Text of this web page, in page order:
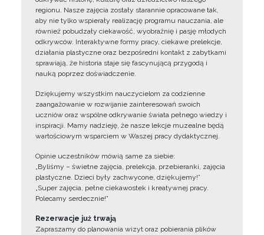
regionu. Nasze zajęcia zostały starannie opracowane tak,
aby nie tylko wspierały realizację programu nauczania, ale
również pobudzały ciekawość, wyobraźnię i pasję młodych
odkrywców. Interaktywne formy pracy, ciekawe prelekcje,
działania plastyczne oraz bezpośredni kontakt z zabytkami
sprawiają, że historia staje się fascynującą przygodą i
nauką poprzez doświadczenie.
Dziękujemy wszystkim nauczycielom za codzienne
zaangażowanie w rozwijanie zainteresowań swoich
uczniów oraz wspólne odkrywanie świata pełnego wiedzy i
inspiracji. Mamy nadzieję, że nasze lekcje muzealne będą
wartościowym wsparciem w Waszej pracy dydaktycznej.
Opinie uczestników mówią same za siebie:
„Byliśmy – świetne zajęcia, prelekcja, przebieranki, zajęcia
plastyczne. Dzieci były zachwycone, dziękujemy!”
„Super zajęcia, pełne ciekawostek i kreatywnej pracy.
Polecamy serdecznie!”
Rezerwacje już trwają
Zapraszamy do planowania wizyt oraz pobierania plików